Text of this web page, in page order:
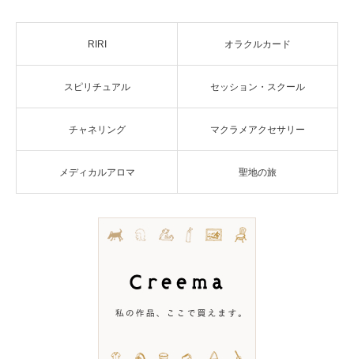
RIRI オラクルカード
スピリチュアル セッション・スクール
チャネリング マクラメアクセサリー
メディカルアロマ 聖地の旅